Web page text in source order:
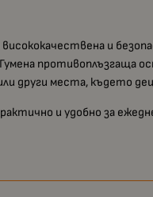
и
противоплъзгаща
други места, където
и удобно за